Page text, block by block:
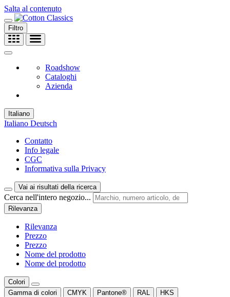
Salta al contenuto
Filtro
Roadshow
Cataloghi
Azienda
Italiano
Italiano Deutsch
Contatto
Info legale
CGC
Informativa sulla Privacy
Vai ai risultati della ricerca
Cerca nell'intero negozio...
Rilevanza
Rilevanza
Prezzo
Prezzo
Nome del prodotto
Nome del prodotto
Colori
Gamma di colori
CMYK Pantone® RAL HKS